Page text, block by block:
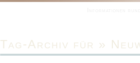
Tag-Archiv für »